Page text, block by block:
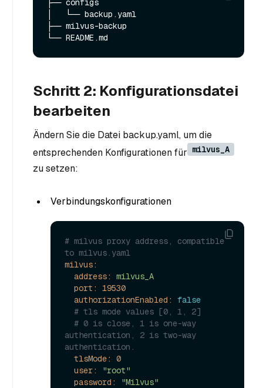
├── configs
│   └── backup.yaml
├── milvus-backup
Schritt 2: Konfigurationsdatei
bearbeiten
Ändern Sie die Datei backup.yaml, um die
entsprechenden Konfigurationen für milvus_A
zu setzen:
Verbindungskonfigurationen
# milvus proxy address, compatible
to milvus.yaml
milvus:
address:
milvus_A
port:
19530
authorizationEnabled:
false
# tls mode values [0, 1, 2]
# 0 is close, 1 is one-way
authentication, 2 is two-way
authentication.
tlsMode:
0
user:
"root"
password:
"Milvus"